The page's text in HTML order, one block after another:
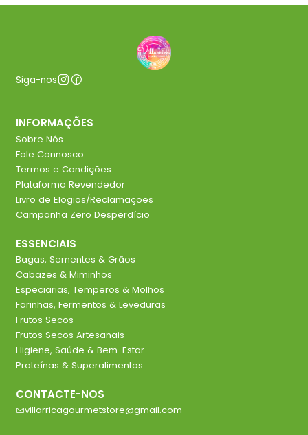
Siga-nos
INFORMAÇÕES
Sobre Nós
Fale Connosco
Termos e Condições
Plataforma Revendedor
Livro de Elogios/Reclamações
Campanha Zero Desperdício
ESSENCIAIS
Bagas, Sementes & Grãos
Cabazes & Miminhos
Especiarias, Temperos & Molhos
Farinhas, Fermentos & Leveduras
Frutos Secos
Frutos Secos Artesanais
Higiene, Saúde & Bem-Estar
Proteínas & Superalimentos
CONTACTE-NOS
villarricagourmetstore@gmail.com